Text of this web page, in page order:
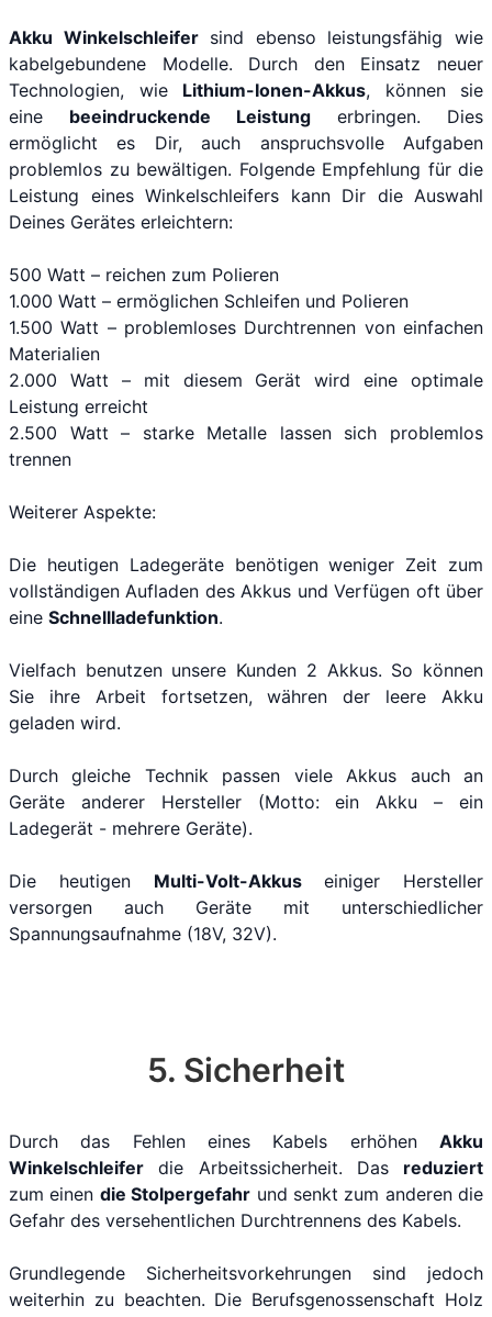
Akku Winkelschleifersind ebenso leistungsfähig wie
kabelgebundene Modelle. Durch den Einsatz neuer
Technologien, wie Lithium-Ionen-Akkus, können sie
eine beeindruckende Leistung erbringen. Dies
ermöglicht es Dir, auch anspruchsvolle Aufgaben
problemlos zu bewältigen. Folgende Empfehlung für die
Leistung eines Winkelschleifers kann Dir die Auswahl
Deines Gerätes erleichtern:
500 Watt – reichen zum Polieren
1.000 Watt – ermöglichen Schleifen und Polieren
1.500 Watt – problemloses Durchtrennen von einfachen
Materialien
2.000 Watt – mit diesem Gerät wird eine optimale
Leistung erreicht
2.500 Watt – starke Metalle lassen sich problemlos
trennen
Weiterer Aspekte:
Die heutigen Ladegeräte benötigen weniger Zeit zum
vollständigen Aufladen des Akkus und Verfügen oft über
eine Schnellladefunktion.
Vielfach benutzen unsere Kunden 2 Akkus. So können
Sie ihre Arbeit fortsetzen, währen der leere Akku
geladen wird.
Durch gleiche Technik passen viele Akkus auch an
Geräte anderer Hersteller (Motto: ein Akku – ein
Ladegerät - mehrere Geräte).
Die heutigen Multi-Volt-Akkuseiniger Hersteller
versorgen auch Geräte mit unterschiedlicher
Spannungsaufnahme (18V, 32V).
5. Sicherheit
Durch das Fehlen eines Kabels erhöhen Akku
Winkelschleifer die Arbeitssicherheit. Das reduziert
zum einen die Stolpergefahr und senkt zum anderen die
Gefahr des versehentlichen Durchtrennens des Kabels.
Grundlegende Sicherheitsvorkehrungen sind jedoch
weiterhin zu beachten. Die Berufsgenossenschaft Holz